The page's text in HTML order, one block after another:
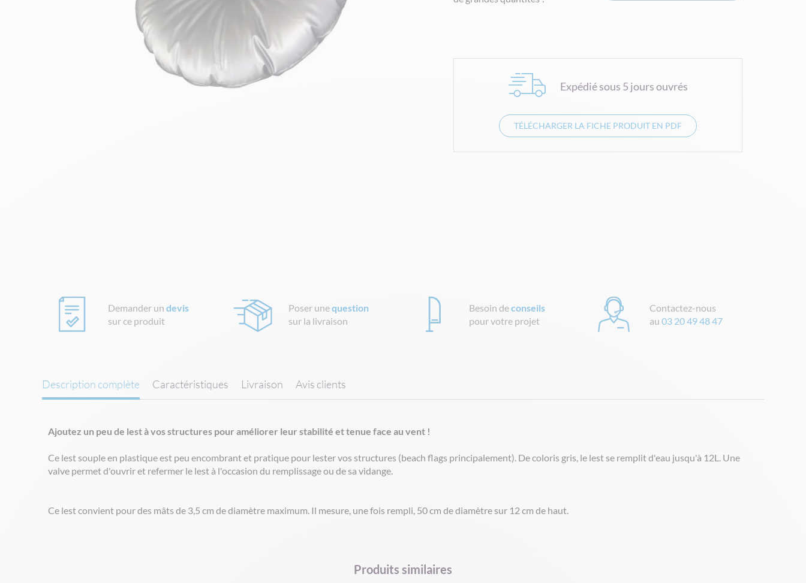
Expédié sous 5 jours ouvrés
TÉLÉCHARGER LA FICHE PRODUIT EN PDF
Demander undevis
sur ce produit
Poser unequestion
sur la livraison
Besoin deconseils
pour votre projet
Contactez-nous
au 03 20 49 48 47
Description complète
Ajoutez un peu de lest à vos structures pour améliorer leur stabilité et tenue face au vent !
Ce lest souple en plastique est peu encombrant et pratique pour lester vos structures (beach flags principalement). De coloris gris, le lest se remplit d'eau jusqu'à 12L. Une
valve permet d'ouvrir et refermer le lest à l'occasion du remplissage ou de sa vidange.
Ce lest convient pour des mâts de 3,5 cm de diamètre maximum. Il mesure, une fois rempli, 50 cm de diamètre sur 12 cm de haut.
Caractéristiques Livraison Avis clients
Produits similaires